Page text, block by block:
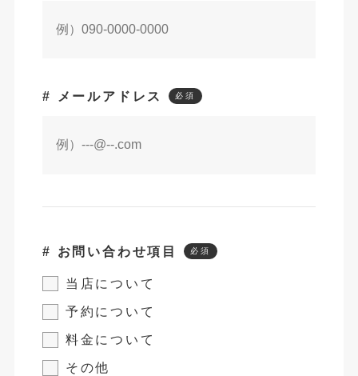
# メールアドレス
# お問い合わせ項目
当店について
予約について
料金について
その他